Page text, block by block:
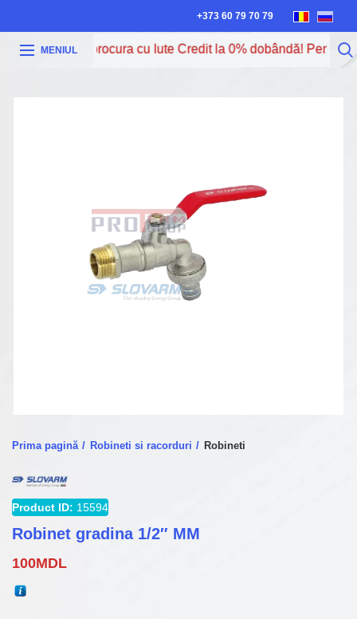
+373 60 79 70 79
MENIUL
Acum poți procura cu Iute Credit la 0% dobândă! Pentru
Prima pagină Robineti si racorduri Robineti
Product ID: 15594
Robinet gradina 1/2″ MM
100MDL